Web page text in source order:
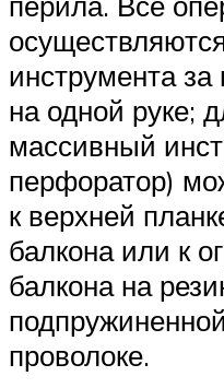
инструмента
на одной руке;
массивный
перфоратор)
к верхней
балкона или к
балкона на
проволоке.